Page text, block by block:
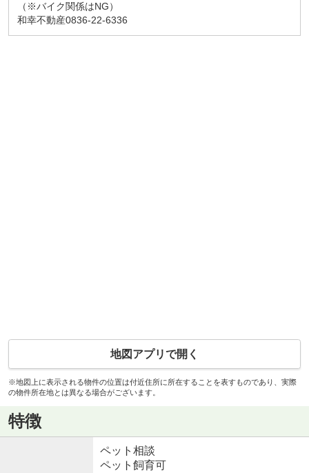
（※バイク関係はNG）
和幸不動産0836-22-6336
地図アプリで開く
※地図上に表示される物件の位置は付近住所に所在することを表すものであり、実際
の物件所在地とは異なる場合がございます。
特徴
ペット相談
ペット飼育可